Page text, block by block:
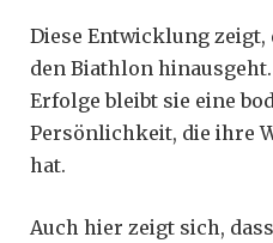
Diese Entwicklung zeigt,
den Biathlon
Erfolge bleibt sie eine
Persönlichkeit, die ihre
hat.
Auch hier zeigt sich,